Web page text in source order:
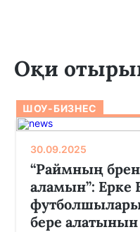
Оқи
ШОУ-БИЗНЕС
30.09.2025
“Раймның
аламын”: Ерке
бере